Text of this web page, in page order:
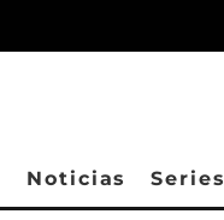
Noticias Series